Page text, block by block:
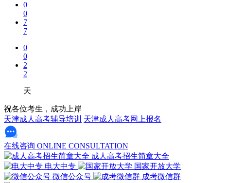
天津中德应用技术大学
特色：聚焦应用技术型人才培养，成人高考提供机械电子工
招生对象：面向技术技能型人才及制造业相关从业者。
七、其他院校
天津外国语大学
特色：外语类专业优势显著，成人高考开设英语、翻译等专升
招生对象：适合外语行业从业者或希望提升语言能力的考生。
中国民航大学
特色：航空运输、飞行器动力工程等专业特色鲜明，成人高考
招生对象：需符合航空类专业报考条件(如相关行业从业背景)
0
0
7
7
0
0
2
2
天
祝各位考生，成功上岸
天津成人高考辅导培训 天津成人高考网上报名
在线咨询 ONLINE CONSULTATION
成人高考招生简章大全
电大中专
国家开放大学
微信公众号
成考微信群